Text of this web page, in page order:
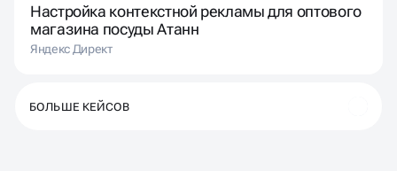
Настройка контекстной рекламы для оптового
магазина посуды Атанн
Яндекс Директ
БОЛЬШЕ КЕЙСОВ